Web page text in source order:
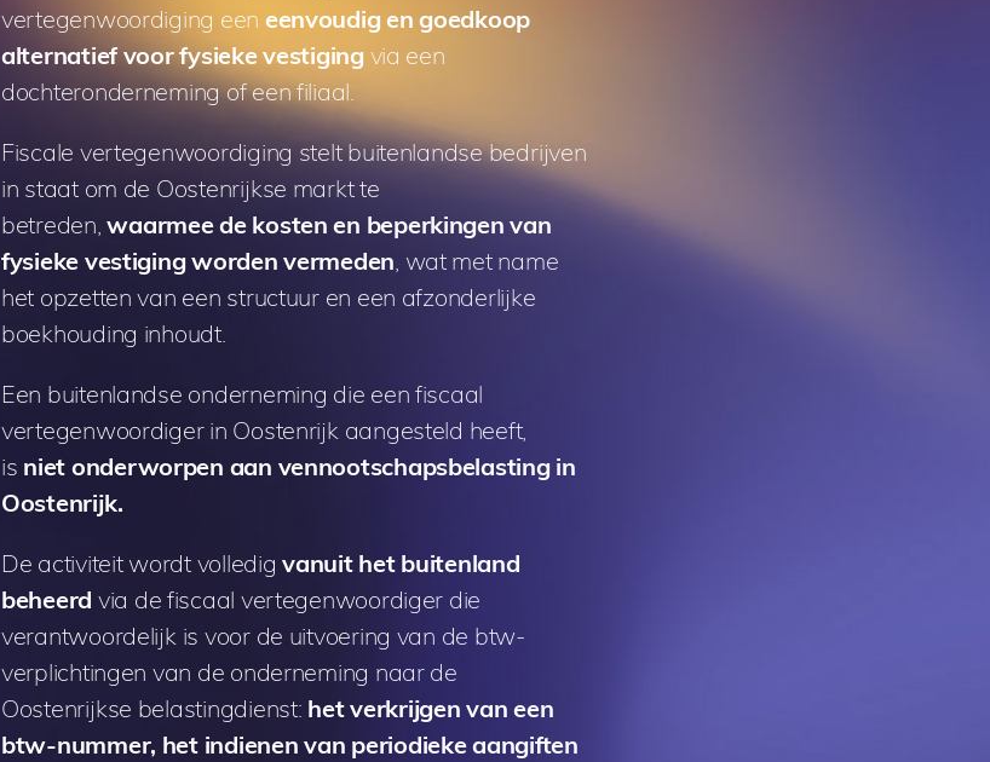
vertegenwoordiging een eenvoudig en goedkoop
alternatief voor fysieke vestiging via een
dochteronderneming of een filiaal.
Fiscale vertegenwoordiging stelt buitenlandse bedrijven
in staat om de Oostenrijkse markt te
betreden,waarmee de kosten en beperkingen van
fysieke vestiging worden vermeden, wat met name
het opzetten van een structuur en een afzonderlijke
boekhouding inhoudt.
Een buitenlandse onderneming die een fiscaal
vertegenwoordiger in Oostenrijk aangesteld heeft,
is niet onderworpen aan vennootschapsbelasting in
Oostenrijk.
De activiteit wordt volledigvanuit het buitenland
beheerd via de fiscaal vertegenwoordiger die
verantwoordelijk is voor de uitvoering van de btw-
verplichtingen van de onderneming naar de
Oostenrijkse belastingdienst: het verkrijgen van een
btw-nummer, het indienen van periodieke aangiften